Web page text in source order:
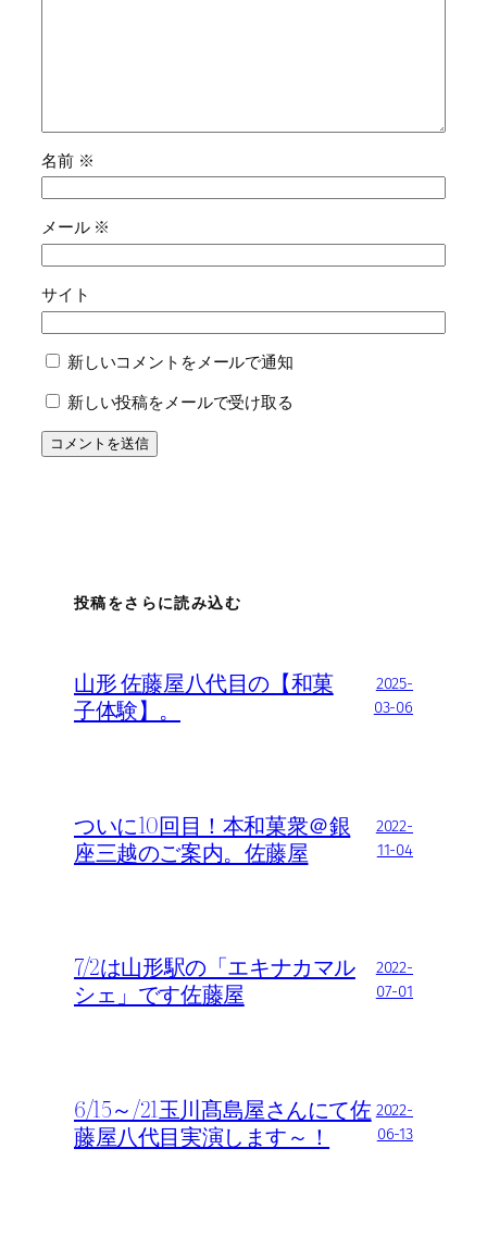
名前 ※
メール ※
サイト
新しいコメントをメールで通知
新しい投稿をメールで受け取る
投稿をさらに読み込む
山形 佐藤屋八代目の【和菓
子体験】。
2025-
03-06
ついに10回目！本和菓衆＠銀
座三越のご案内。佐藤屋
2022-
11-04
7/2は山形駅の「エキナカマル
シェ」です佐藤屋
2022-
07-01
6/15～/21玉川髙島屋さんにて佐
藤屋八代目実演します～！
2022-
06-13